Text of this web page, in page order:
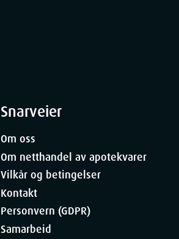
Snarveier
Om oss
Om netthandel av apotekvarer
Vilkår og betingelser
Kontakt
Personvern (GDPR)
Samarbeid